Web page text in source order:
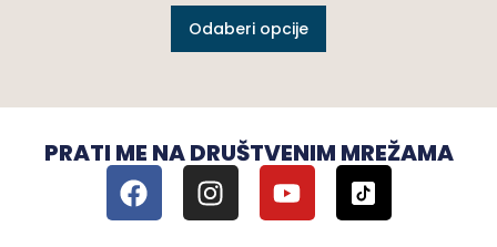
Odaberi opcije
PRATI ME NA DRUŠTVENIM MREŽAMA